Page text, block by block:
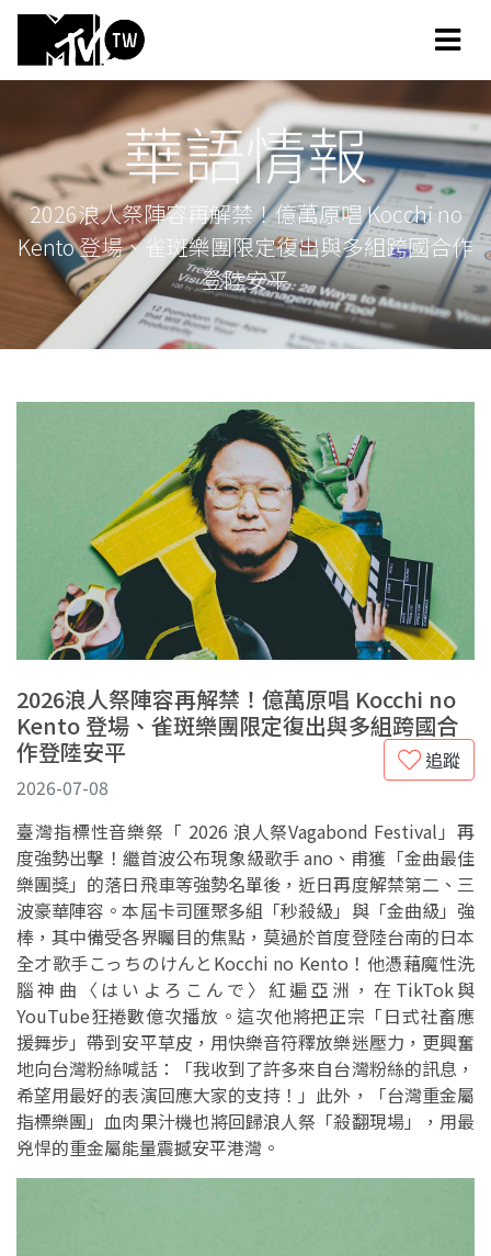
華語情報
2026浪人祭陣容再解禁！億萬原唱 Kocchi no
Kento 登場、雀斑樂團限定復出與多組跨國合作
登陸安平
2026浪人祭陣容再解禁！億萬原唱 Kocchi no
Kento 登場、雀斑樂團限定復出與多組跨國合
作登陸安平
追蹤
2026-07-08
臺灣指標性音樂祭「 2026 浪人祭Vagabond Festival」再
度強勢出擊！繼首波公布現象級歌手 ano、甫獲「金曲最佳
樂團獎」的落日飛車等強勢名單後，近日再度解禁第二、三
波豪華陣容。本屆卡司匯聚多組「秒殺級」與「金曲級」強
棒，其中備受各界矚目的焦點，莫過於首度登陸台南的日本
全才歌手こっちのけんとKocchi no Kento！他憑藉魔性洗
腦神曲〈はいよろこんで〉紅遍亞洲，在TikTok與
YouTube狂捲數億次播放。這次他將把正宗「日式社畜應
援舞步」帶到安平草皮，用快樂音符釋放樂迷壓力，更興奮
地向台灣粉絲喊話：「我收到了許多來自台灣粉絲的訊息，
希望用最好的表演回應大家的支持！」此外，「台灣重金屬
指標樂團」血肉果汁機也將回歸浪人祭「殺翻現場」，用最
兇悍的重金屬能量震撼安平港灣。